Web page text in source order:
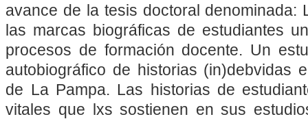
avance de la tesis doctoral denominada:
las marcas biográficas de estudiantes
procesos de formación docente. Un
autobiográfico de historias (in)debvidas
de La Pampa. Las historias de
vitales que lxs sostienen en sus